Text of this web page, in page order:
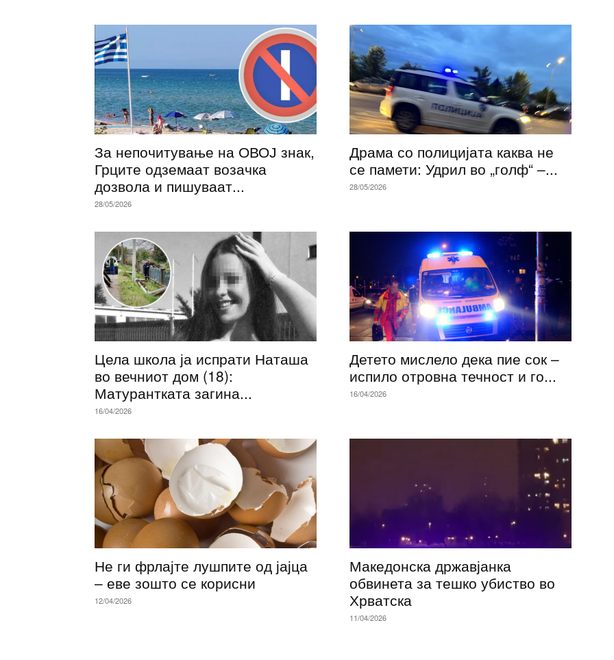
За непочитување на ОВОЈ знак,
Грците одземаат возачка
дозвола и пишуваат...
28/05/2026
Драма со полицијата каква не
се памети: Удрил во „голф“ –...
28/05/2026
Цела школа ја испрати Наташа
во вечниот дом (18):
Матурантката загина...
16/04/2026
Детето мислело дека пие сок –
испило отровна течност и го...
16/04/2026
Не ги фрлајте лушпите од јајца
– еве зошто се корисни
12/04/2026
Македонска државјанка
обвинета за тешко убиство во
Хрватска
11/04/2026